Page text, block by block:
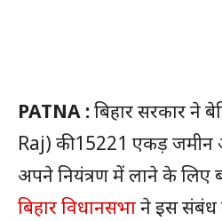
PATNA :बिहार सरकार ने
Raj) की 15221 एकड़ जमीन
अपने नियंत्रण में लाने के लिए
बिहार विधानसभाने इस संबंध